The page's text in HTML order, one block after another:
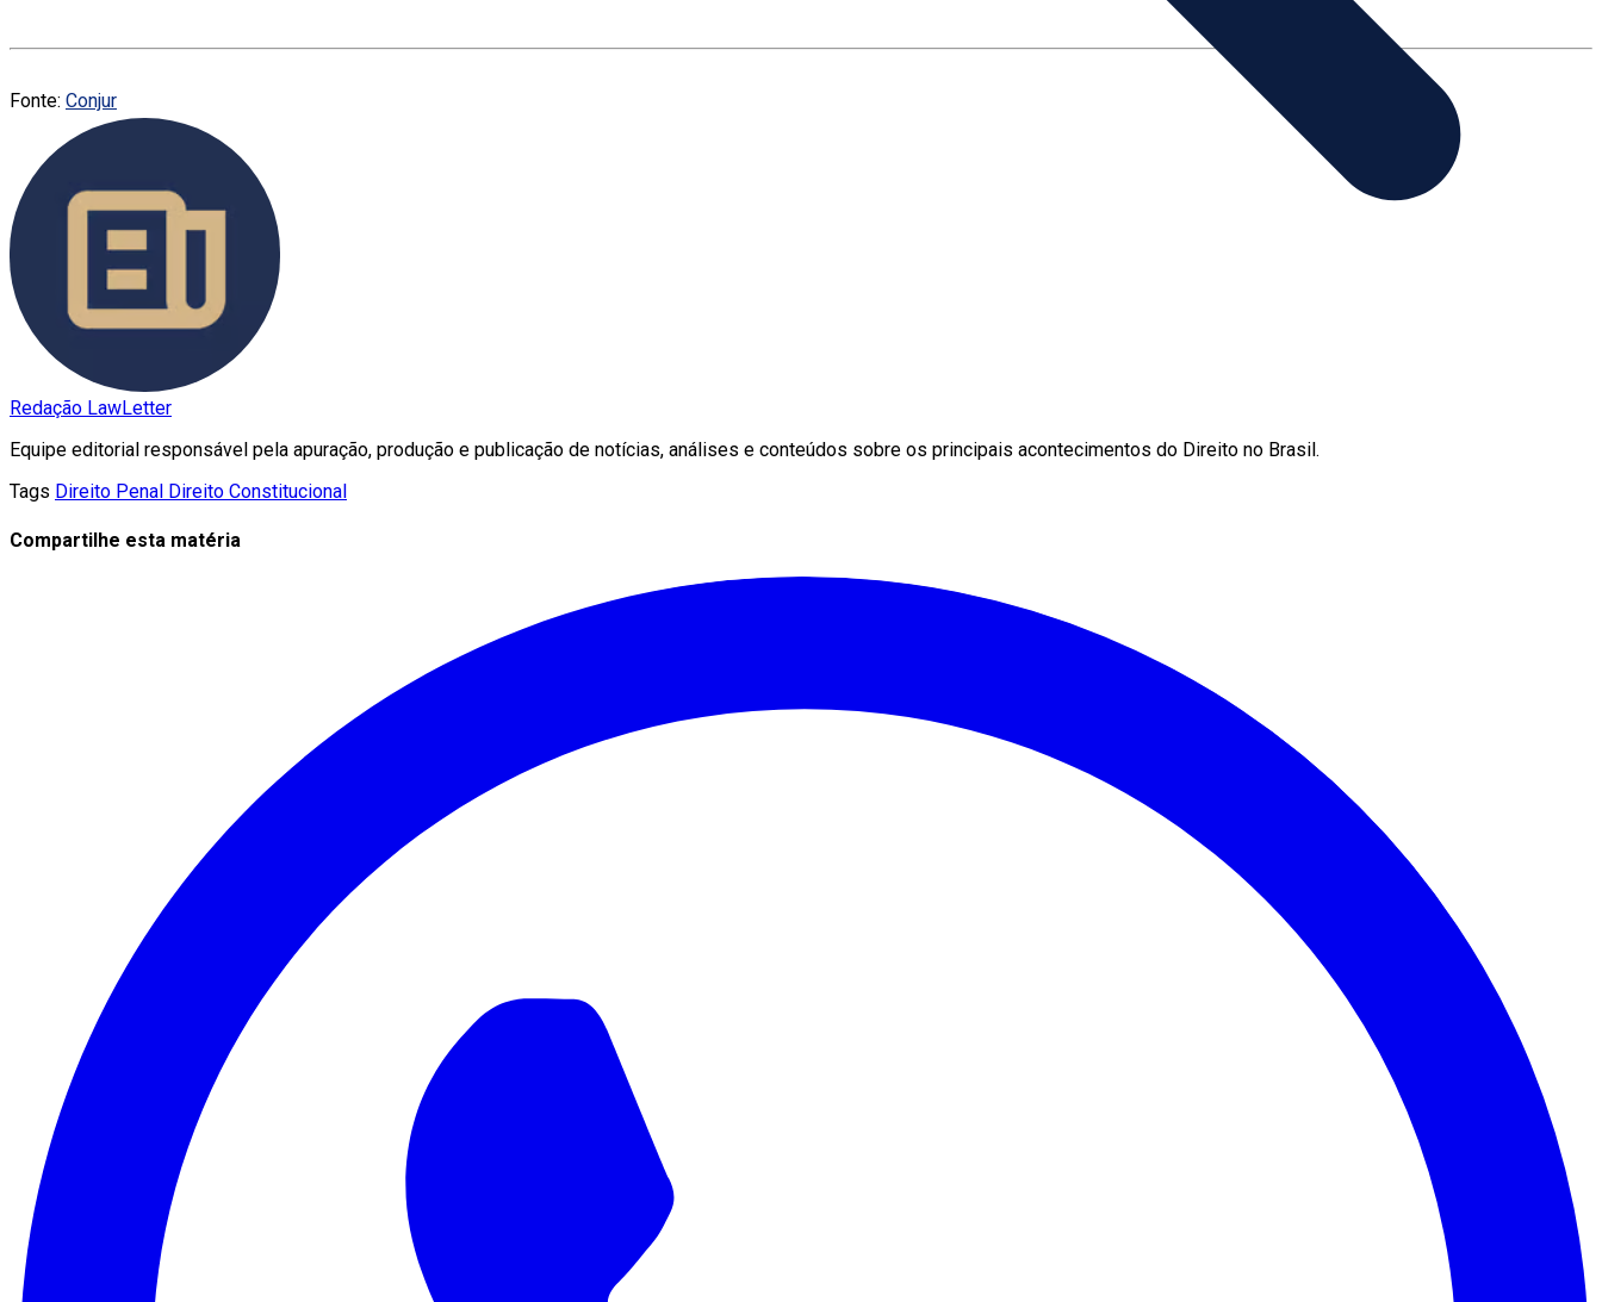
Fonte: Conjur
Redação LawLetter
Equipe editorial responsável pela apuração, produção e publicação de notícias, análises e conteúdos sobre os principais acontecimentos do Direito no Brasil.
Tags Direito Penal Direito Constitucional
Compartilhe esta matéria